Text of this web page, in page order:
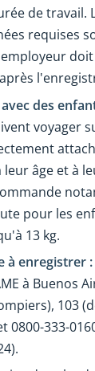
de travail.
requises
des
voyager
âge et à
pour les
13 kg.
à enregistrer :
à Buenos
103
0800-333-